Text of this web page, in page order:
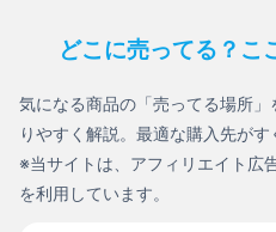
どこに売ってる？こ
気になる商品の「売ってる場所
りやすく解説。最適な購入先がす
※当サイトは、アフィリエイト広
を利用しています。